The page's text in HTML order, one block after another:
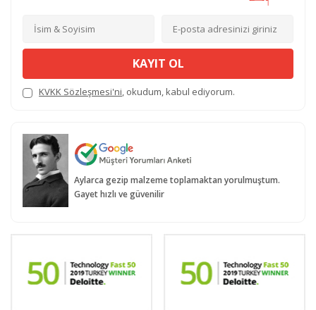
KAYIT OL
KVKK Sözleşmesi'ni, okudum, kabul ediyorum.
Aylarca gezip malzeme toplamaktan yorulmuştum.
Gayet hızlı ve güvenilir